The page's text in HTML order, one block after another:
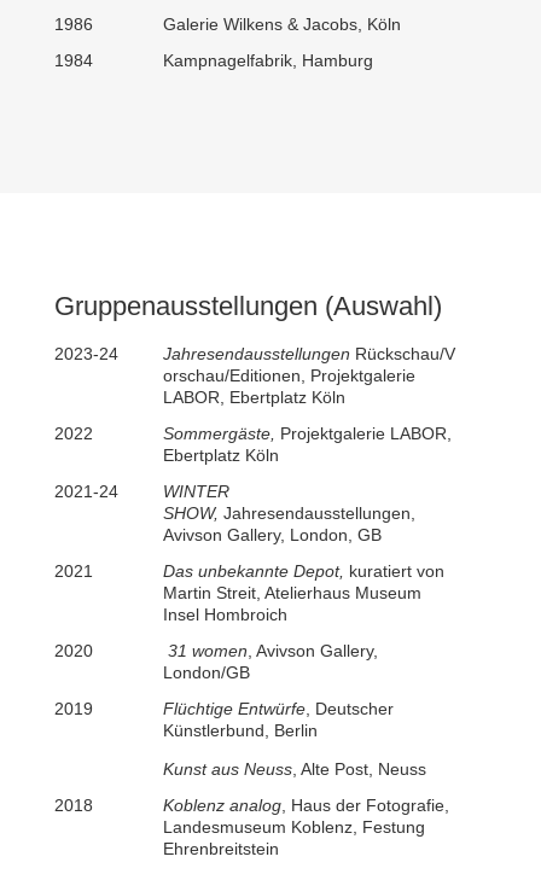
1986
Galerie Wilkens & Jacobs, Köln
1984
Kampnagelfabrik, Hamburg
Gruppenausstellungen (Auswahl)
2023-24 Jahresendausstellungen Rückschau/V
orschau/Editionen , Projektgalerie
LABOR, Ebertplatz Köln
2022
Sommergäste, Projektgalerie LABOR,
Ebertplatz Köln
2021-24
WINTER
SHOW, Jahresendausstellungen,
Avivson Gallery, London, GB
2021
Das unbekannte Depot, kuratiert von
Martin Streit, Atelierhaus Museum
Insel Hombroich
2020
31 women , Avivson Gallery,
London/GB
2019
Flüchtige Entwürfe, Deutscher
Künstlerbund, Berlin
Kunst aus Neuss, Alte Post, Neuss
2018
Koblenz analog, Haus der Fotografie,
Landesmuseum Koblenz, Festung
Ehrenbreitstein